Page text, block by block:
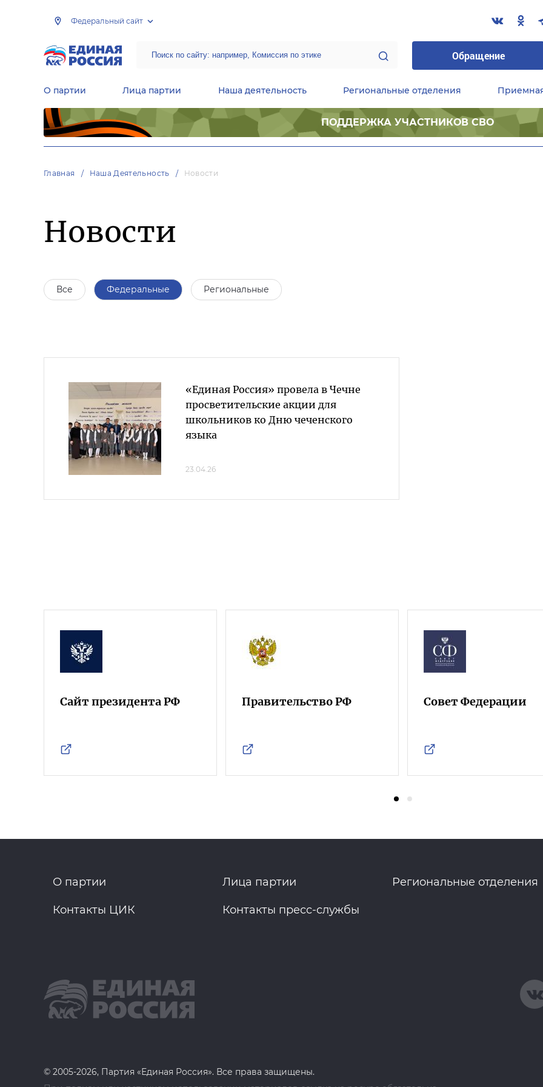
Федеральный сайт
Обращение
О партии Лица партии Наша деятельность Региональные отделения
ПОДДЕРЖКА УЧАСТНИКОВ СВО
Главная Наша Деятельность Новости
Новости
Все Федеральные Региональные
«Единая Россия» провела в Чечне
просветительские акции для
школьников ко Дню чеченского
языка
23.04.26
Сайт президента РФ Правительство РФ Совет Федерации
О партии Лица партии Региональные отделения
Контакты ЦИК Контакты пресс-службы
© 2005-2026, Партия «Единая Россия». Все права защищены.